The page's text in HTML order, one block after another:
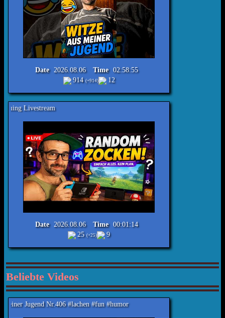
Date 2026.08.06 Time 02:58:55
914(+914) 12
Date 2026.08.06 Time 00:01:14
25(+25) 9
Beliebte Videos
Nr.406 #lachen #fun #humor